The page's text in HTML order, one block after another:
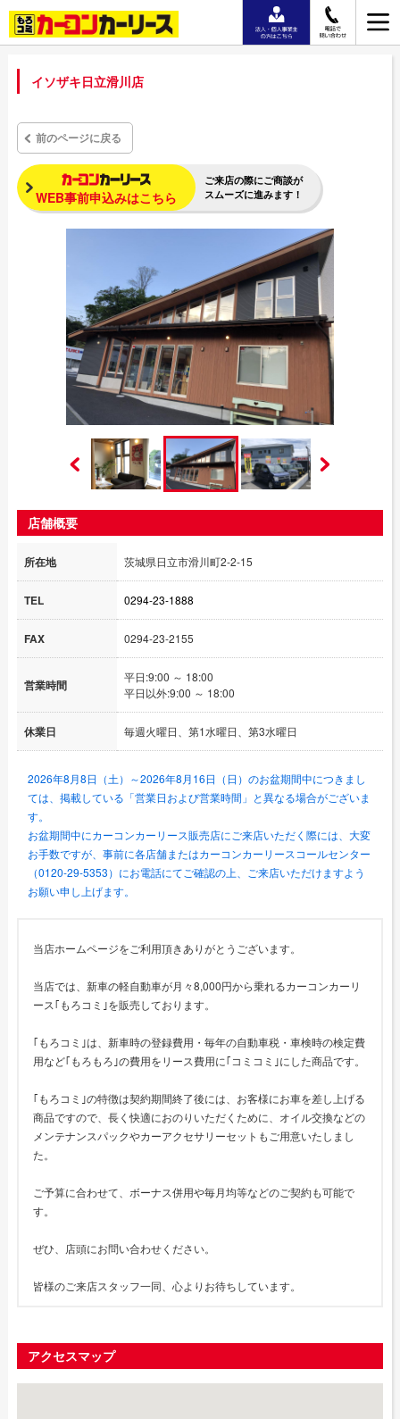
イソザキ日立滑川店
前のページに戻る
WEB事前申込みはこちら
ご来店の際にご商談が
スムーズに進みます！
店舗概要
所在地 茨城県日立市滑川町2-2-15
TEL 0294-23-1888
FAX 0294-23-2155
営業時間
平日:9:00 ～ 18:00
平日以外:9:00 ～ 18:00
休業日 毎週火曜日、第1水曜日、第3水曜日
2026年8月8日（土）～2026年8月16日（日）のお盆期間中につきまし
ては、掲載している「営業日および営業時間」と異なる場合がございま
す。
お盆期間中にカーコンカーリース販売店にご来店いただく際には、大変
お手数ですが、事前に各店舗またはカーコンカーリースコールセンター
（0120-29-5353）にお電話にてご確認の上、ご来店いただけますよう
お願い申し上げます。
当店ホームページをご利用頂きありがとうございます。
当店では、新車の軽自動車が月々8,000円から乗れるカーコンカーリ
ース｢もろコミ｣を販売しております。
｢もろコミ｣は、新車時の登録費用・毎年の自動車税・車検時の検定費
用など｢もろもろ｣の費用をリース費用に｢コミコミ｣にした商品です。
｢もろコミ｣の特徴は契約期間終了後には、お客様にお車を差し上げる
商品ですので、長く快適におのりいただくために、オイル交換などの
メンテナンスパックやカーアクセサリーセットもご用意いたしまし
た。
ご予算に合わせて、ボーナス併用や毎月均等などのご契約も可能で
す。
ぜひ、店頭にお問い合わせください。
皆様のご来店スタッフ一同、心よりお待ちしています。
アクセスマップ